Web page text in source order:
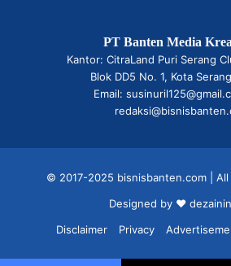
PT Banten Media
Kantor: CitraLand Puri Serang
Blok DD5 No. 1, Kota
Email:
© 2017-2025 bisnisbanten.com | All
Designed by ❤
Disclaimer
Privacy